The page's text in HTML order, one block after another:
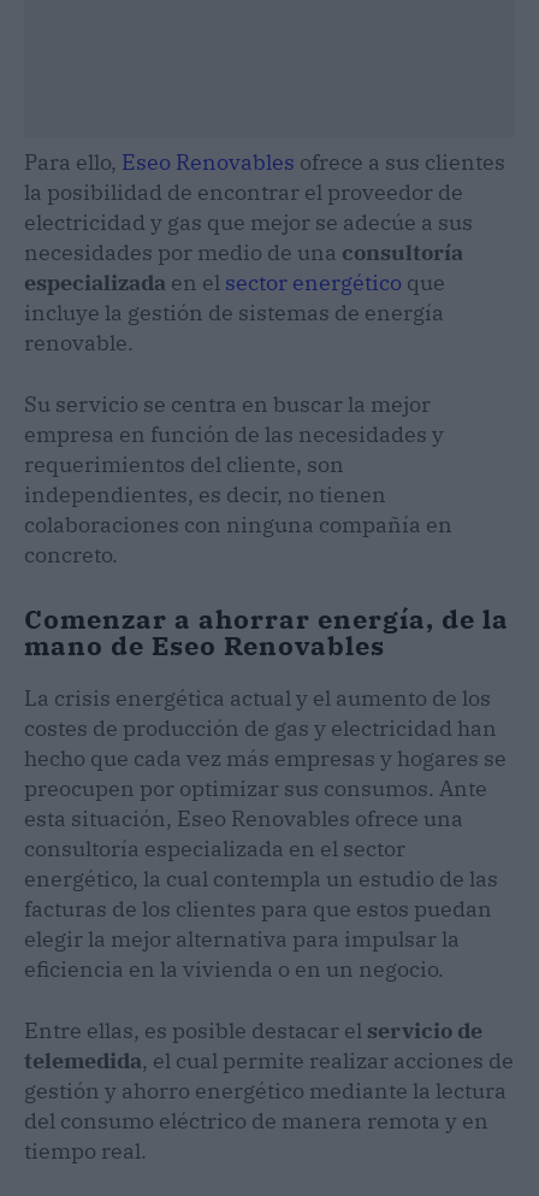
Para ello, Eseo Renovables ofrece a sus clientes
la posibilidad de encontrar el proveedor de
electricidad y gas que mejor se adecúe a sus
necesidades por medio de una consultoría
especializada en el sector energético que
incluye la gestión de sistemas de energía
renovable.
Su servicio se centra en buscar la mejor
empresa en función de las necesidades y
requerimientos del cliente, son
independientes, es decir, no tienen
colaboraciones con ninguna compañía en
concreto.
Comenzar a ahorrar energía, de la
mano de Eseo Renovables
La crisis energética actual y el aumento de los
costes de producción de gas y electricidad han
hecho que cada vez más empresas y hogares se
preocupen por optimizar sus consumos. Ante
esta situación, Eseo Renovables ofrece una
consultoría especializada en el sector
energético, la cual contempla un estudio de las
facturas de los clientes para que estos puedan
elegir la mejor alternativa para impulsar la
eficiencia en la vivienda o en un negocio.
Entre ellas, es posible destacar el servicio de
telemedida, el cual permite realizar acciones de
gestión y ahorro energético mediante la lectura
del consumo eléctrico de manera remota y en
tiempo real.